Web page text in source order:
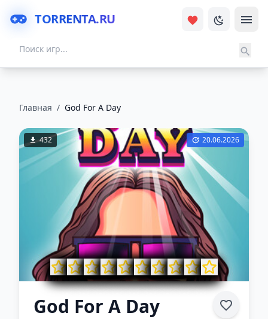
TORRENTA.RU
Главная / God For A Day
432 20.06.2026
God For A Day